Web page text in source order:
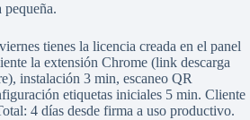
pequeña.
tienes la licencia creada en el panel
la extensión Chrome (link descarga
instalación 3 min, escaneo QR
etiquetas iniciales 5 min. Cliente
4 días desde firma a uso productivo.